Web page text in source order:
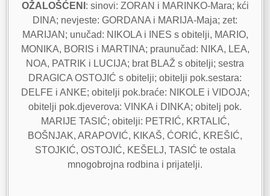
OŽALOŠĆENI : sinovi: ZORAN i MARINKO-Mara; kći
DINA; nevjeste: GORDANA i MARIJA-Maja; zet:
MARIJAN; unučad: NIKOLA i INES s obitelji, MARIO,
MONIKA, BORIS i MARTINA; praunučad: NIKA, LEA,
NOA, PATRIK i LUCIJA; brat BLAŽ s obitelji; sestra
DRAGICA OSTOJIĆ s obitelji; obitelji pok.sestara:
DELFE i ANKE; obitelji pok.braće: NIKOLE i VIDOJA;
obitelji pok.djeverova: VINKA i DINKA; obitelj pok.
MARIJE TASIĆ; obitelji: PETRIĆ, KRTALIĆ,
BOŠNJAK, ARAPOVIĆ, KIKAŠ, ĆORIĆ, KREŠIĆ,
STOJKIĆ, OSTOJIĆ, KEŠELJ, TASIĆ te ostala
mnogobrojna rodbina i prijatelji.